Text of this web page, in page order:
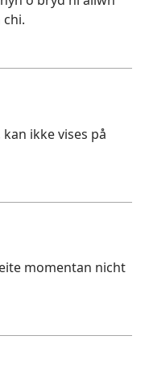
ikke vises på
momentan nicht